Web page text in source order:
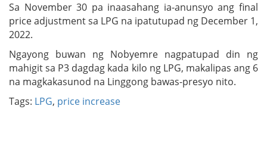
Sa November 30 pa inaasahang ia-anunsyo ang final
price adjustment sa LPG na ipatutupad ng December 1,
2022.
Ngayong buwan ng Nobyemre nagpatupad din ng
mahigit sa P3 dagdag kada kilo ng LPG, makalipas ang 6
na magkakasunod na Linggong bawas-presyo nito.
Tags: LPG, price increase